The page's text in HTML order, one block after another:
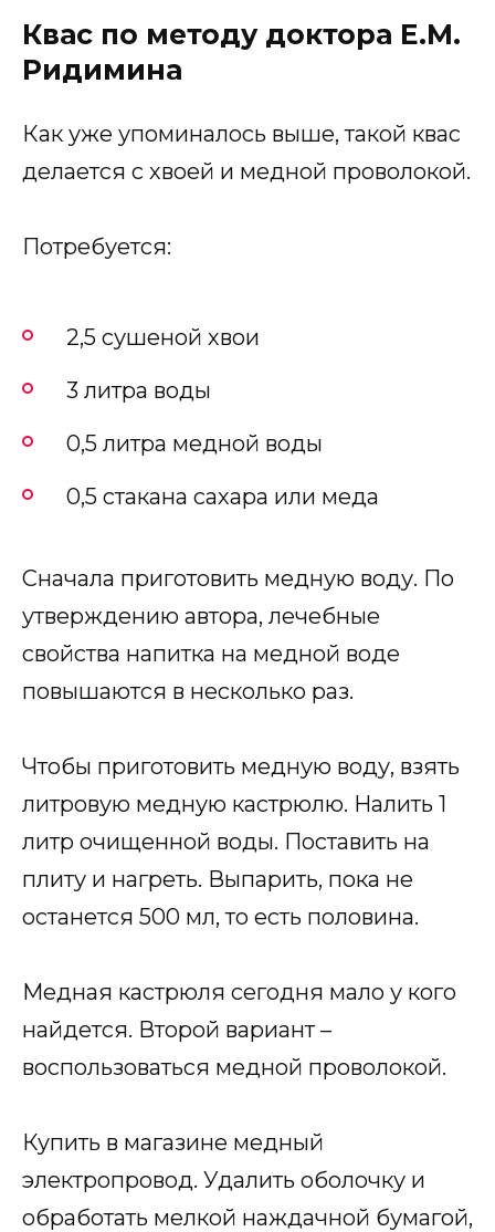
Квас по методу доктора Е.М.
Ридимина
Как уже упоминалось выше, такой квас
делается с хвоей и медной проволокой.
Потребуется:
2,5 сушеной хвои
3 литра воды
0,5 литра медной воды
0,5 стакана сахара или меда
Сначала приготовить медную воду. По
утверждению автора, лечебные
свойства напитка на медной воде
повышаются в несколько раз.
Чтобы приготовить медную воду, взять
литровую медную кастрюлю. Налить 1
литр очищенной воды. Поставить на
плиту и нагреть. Выпарить, пока не
останется 500 мл, то есть половина.
Медная кастрюля сегодня мало у кого
найдется. Второй вариант –
воспользоваться медной проволокой.
Купить в магазине медный
электропровод. Удалить оболочку и
обработать мелкой наждачной бумагой,